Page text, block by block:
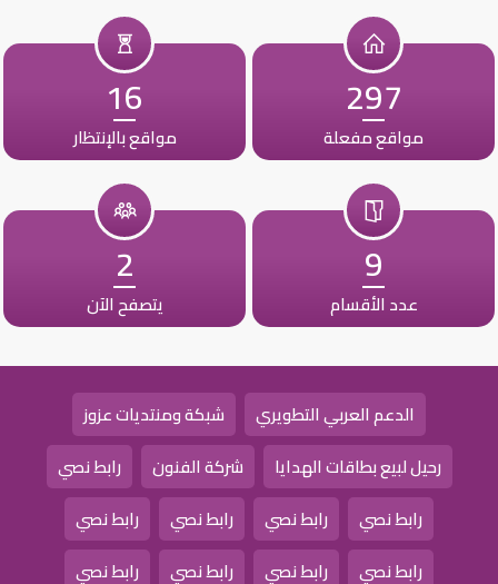
297
مواقع مفعلة
16
مواقع بالإنتظار
9
عدد الأقسام
2
يتصفح الآن
الدعم العربي التطويري
شبكة ومنتديات عزوز
رحيل لبيع بطاقات الهدايا
شركة الفنون
رابط نصي
رابط نصي
رابط نصي رابط نصي
رابط نصي
رابط نصي
رابط نصي رابط نصي رابط نصي